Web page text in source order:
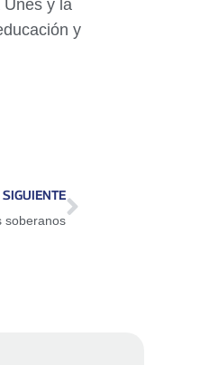
Unes y la
y
SIGUIENTE
soberanos